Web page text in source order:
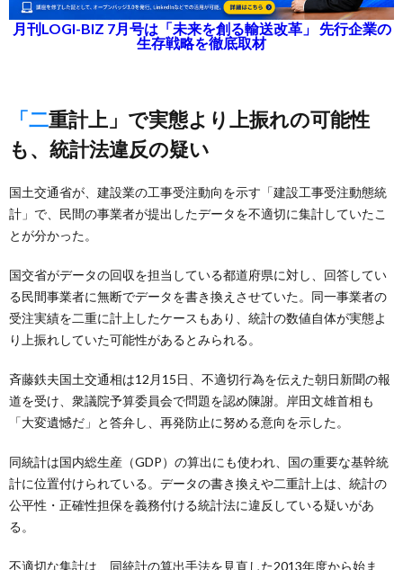
月刊LOGI-BIZ 7月号は「未来を創る輸送改革」 先行企業の
生存戦略を徹底取材
「二重計上」で実態より上振れの可能性
も、統計法違反の疑い
国土交通省が、建設業の工事受注動向を示す「建設工事受注動態統
計」で、民間の事業者が提出したデータを不適切に集計していたこ
とが分かった。
国交省がデータの回収を担当している都道府県に対し、回答してい
る民間事業者に無断でデータを書き換えさせていた。同一事業者の
受注実績を二重に計上したケースもあり、統計の数値自体が実態よ
り上振れしていた可能性があるとみられる。
斉藤鉄夫国土交通相は12月15日、不適切行為を伝えた朝日新聞の報
道を受け、衆議院予算委員会で問題を認め陳謝。岸田文雄首相も
「大変遺憾だ」と答弁し、再発防止に努める意向を示した。
同統計は国内総生産（GDP）の算出にも使われ、国の重要な基幹統
計に位置付けられている。データの書き換えや二重計上は、統計の
公平性・正確性担保を義務付ける統計法に違反している疑いがあ
る。
不適切な集計は、同統計の算出手法を見直した2013年度から始ま